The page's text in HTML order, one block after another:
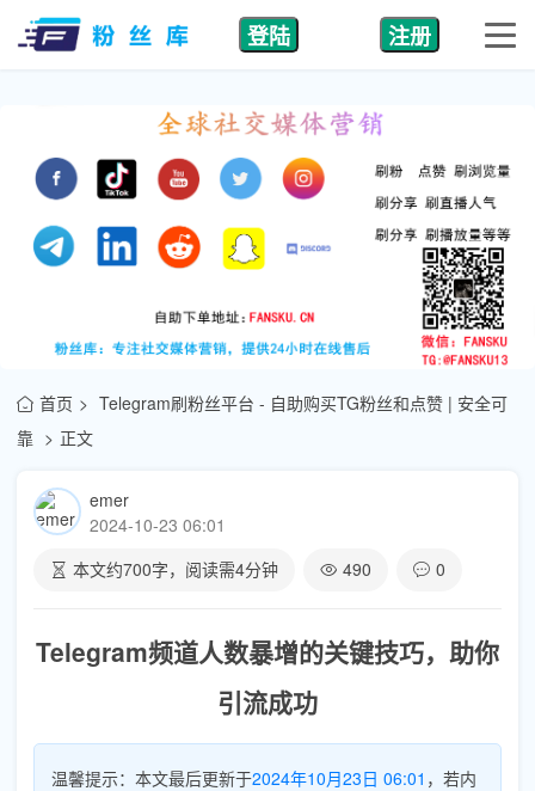
登陆 注册
首页
Telegram刷粉丝平台 - 自助购买TG粉丝和点赞 | 安全可
靠
正文
emer
2024-10-23 06:01
本文约700字，阅读需4分钟 490 0
Telegram频道人数暴增的关键技巧，助你
引流成功
温馨提示：本文最后更新于2024年10月23日 06:01 ，若内